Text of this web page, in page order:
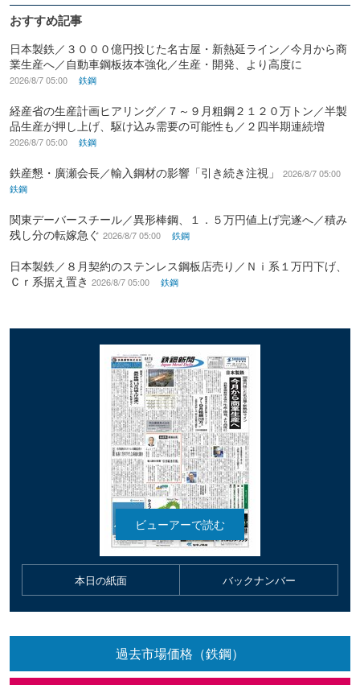
おすすめ記事
日本製鉄／３０００億円投じた名古屋・新熱延ライン／今月から商
業生産へ／自動車鋼板抜本強化／生産・開発、より高度に
2026/8/7 05:00 鉄鋼
経産省の生産計画ヒアリング／７～９月粗鋼２１２０万トン／半製
品生産が押し上げ、駆け込み需要の可能性も／２四半期連続増
2026/8/7 05:00 鉄鋼
鉄産懇・廣瀬会長／輸入鋼材の影響「引き続き注視」
2026/8/7 05:00
鉄鋼
関東デーバースチール／異形棒鋼、１．５万円値上げ完遂へ／積み
残し分の転嫁急ぐ 2026/8/7 05:00 鉄鋼
日本製鉄／８月契約のステンレス鋼板店売り／Ｎｉ系１万円下げ、
Ｃｒ系据え置き 2026/8/7 05:00 鉄鋼
本日の紙面 バックナンバー
過去市場価格（鉄鋼）